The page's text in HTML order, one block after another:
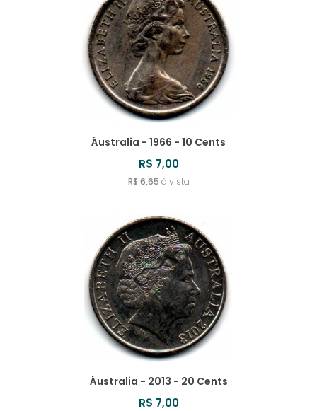
Áustralia - 1966 - 10 Cents
R$ 7,00
R$ 6,65 à vista
Áustralia - 2013 - 20 Cents
R$ 7,00